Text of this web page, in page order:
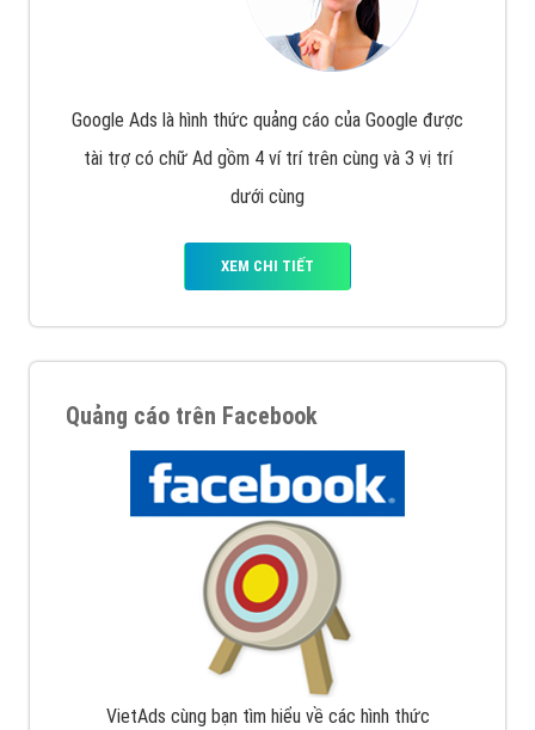
Google Ads là hình thức quảng cáo của Google được
tài trợ có chữ Ad gồm 4 ví trí trên cùng và 3 vị trí
dưới cùng
XEM CHI TIẾT
Quảng cáo trên Facebook
VietAds cùng bạn tìm hiểu về các hình thức